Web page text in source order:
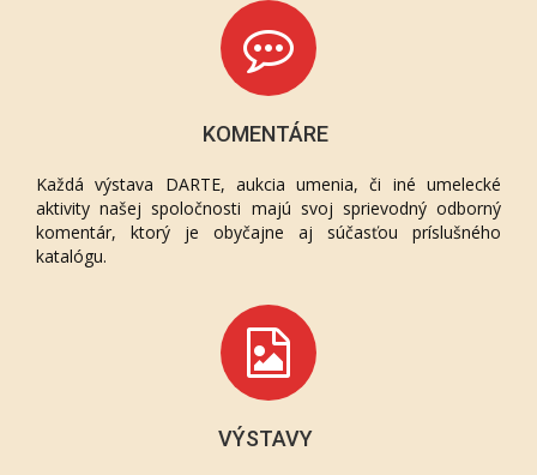
KOMENTÁRE
Každá výstava DARTE, aukcia umenia, či iné umelecké
aktivity našej spoločnosti majú svoj sprievodný odborný
komentár, ktorý je obyčajne aj súčasťou príslušného
katalógu.
VÝSTAVY